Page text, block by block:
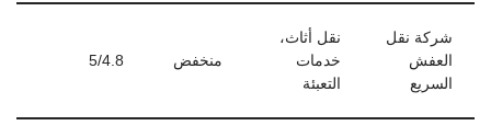
شركة نقل
العفش
السريع
نقل أثاث،
خدمات
التعبئة
منخفض 5/4.8